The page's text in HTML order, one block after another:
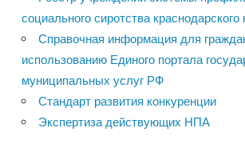
социального сиротства краснодарского
Справочная информация для
использованию Единого портала
муниципальных услуг РФ
Стандарт развития конкуренции
Экспертиза действующих НПА